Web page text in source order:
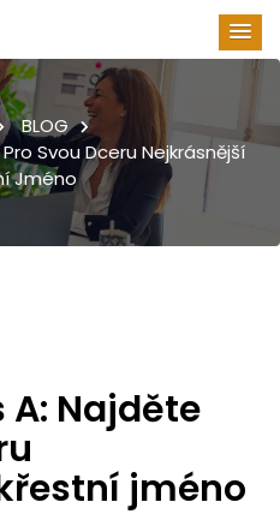
BLOG
Svou Dceru Nejkrásnější
Jméno
Najděte
jméno